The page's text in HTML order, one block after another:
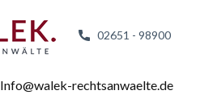
02651 - 98900
Info@walek-rechtsanwaelte.de